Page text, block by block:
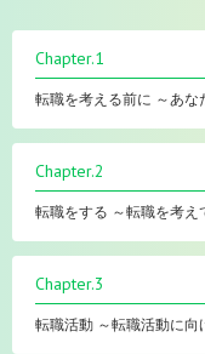
Chapter.1
転職を考える前に ～あな
Chapter.2
転職をする ～転職を考え
Chapter.3
転職活動 ～転職活動に向